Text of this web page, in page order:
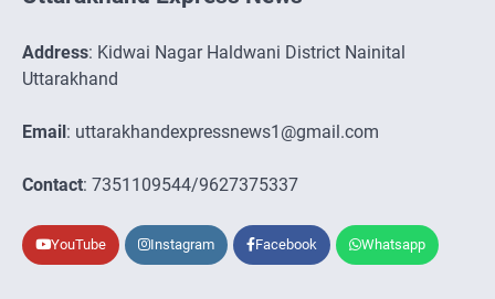
Address: Kidwai Nagar Haldwani District Nainital
Uttarakhand
Email: uttarakhandexpressnews1@gmail.com
Contact: 7351109544/9627375337
YouTube Instagram Facebook Whatsapp